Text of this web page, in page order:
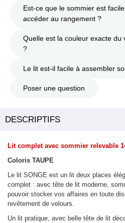
Est-ce que le sommier est
accéder au rangement ?
Quelle est la couleur exacte du
?
Le lit est-il facile à assembler
Poser une question
DESCRIPTIFS
Lit complet avec sommier relevable
Coloris TAUPE
Le lit SONGE est un lit deux places
complet : avec tête de lit moderne,
pouvoir stocker vos affaires en toute
revêtement de velours.
Un lit pratique, avec belle tête de lit